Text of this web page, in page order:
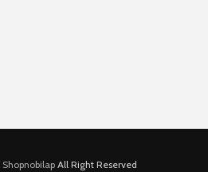
Shopnobilap All Right Reserved